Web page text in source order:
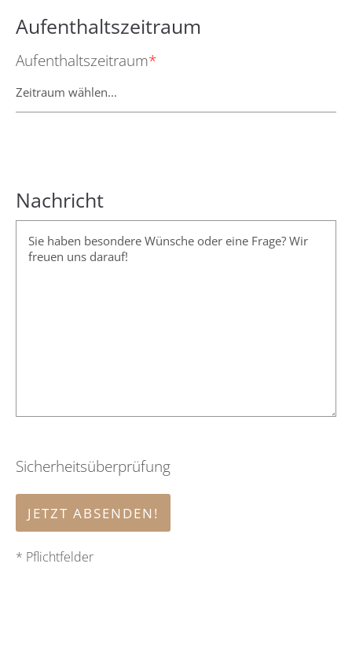
Aufenthaltszeitraum
Aufenthaltszeitraum*
Nachricht
Sicherheitsüberprüfung
JETZT ABSENDEN!
* Pflichtfelder